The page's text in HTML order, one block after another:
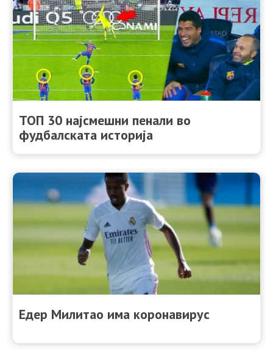
ТОП 30 најсмешни пенали во
фудбалската историја
Едер Милитао има коронавирус